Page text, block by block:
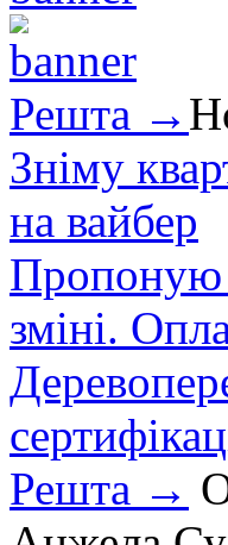
Решта →
Зніму
на вайбер
Пропоную
зміні.
Решта →